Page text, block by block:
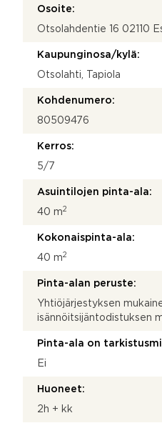
Osoite:
Otsolahdentie 16 02110
Kaupunginosa/kylä:
Otsolahti, Tapiola
Kohdenumero:
80509476
Kerros:
5/7
Asuintilojen pinta-ala:
40 m2
Kokonaispinta-ala:
40 m2
Pinta-alan peruste:
Yhtiöjärjestyksen
isännöitsijäntodistuksen
Pinta-ala on
Ei
Huoneet:
2h + kk